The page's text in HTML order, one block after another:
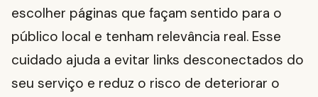
escolher páginas que façam sentido para o
público local e tenham relevância real. Esse
cuidado ajuda a evitar links desconectados do
seu serviço e reduz o risco de deteriorar o